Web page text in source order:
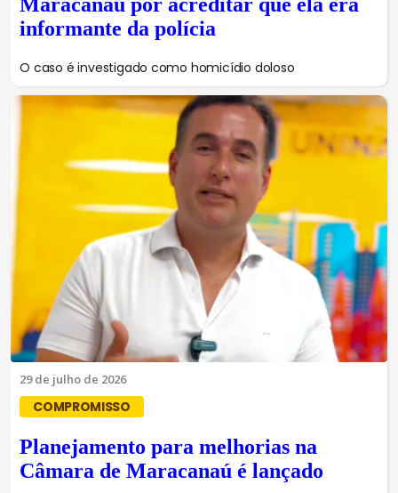
informante da polícia
O caso é investigado como homicídio doloso
29 de julho de 2026
COMPROMISSO
Planejamento para melhorias na
Câmara de Maracanaú é lançado